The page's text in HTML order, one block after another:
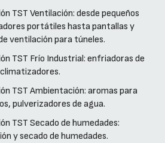
TST Ventilación: desde pequeños
portátiles hasta pantallas y
ventilación para túneles.
TST Frío Industrial: enfriadoras de
TST Ambientación: aromas para
pulverizadores de agua.
TST Secado de humedades:
y secado de humedades.